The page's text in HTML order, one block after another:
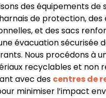
des équipements de
de protection, des
et des sacs
évacuation sécurisée
Nous procédons à
recyclables et non
avec des centres de
minimiser l’impact